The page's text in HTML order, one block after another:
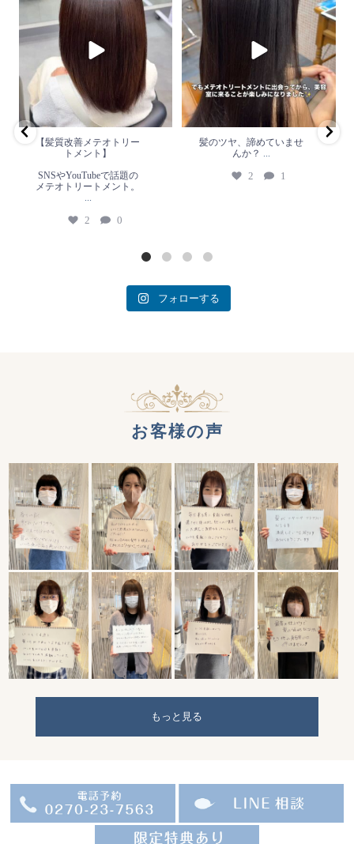
【髪質改善メテオトリートメン
SNSやYouTubeで話題のメテオト
リートメント。
2 0
【髪質改善メテオトリー
トメント】
SNSやYouTubeで話題の
メテオトリートメント。
...
2 0
髪のツヤ、諦めていません
1
髪のツヤ、諦めていませ
んか？ ...
2 1
フォローする
お客様の声
もっと見る